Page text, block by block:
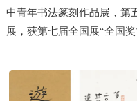
中青年书法篆刻作品展，第
展，获第七届全国展“全国奖